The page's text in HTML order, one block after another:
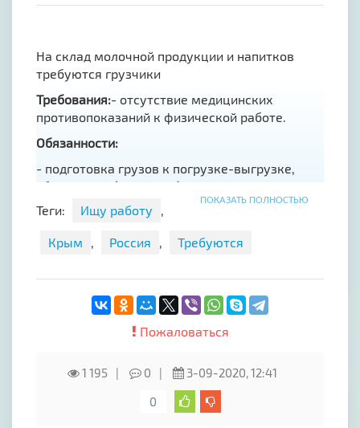
На склад молочной продукции и напитков
требуются грузчики
Требования:- отсутствие медицинских
противопоказаний к физической работе.
Обязанности:
- подготовка грузов к погрузке-выгрузке,
сбор заявок (миксация) согласно накладным;-
проверка целостности груза;- расстановка
груза согласно планировке на складе;-
поддержание чистоты и порядка на складе;
оформление по ТК РФ;- заработная плата 40
ПОКАЗАТЬ ПОЛНОСТЬЮ
Теги: Ищу работу ,
Крым , Россия , Требуются
Пожаловаться
1 195 0
3-09-2020, 12:41
0